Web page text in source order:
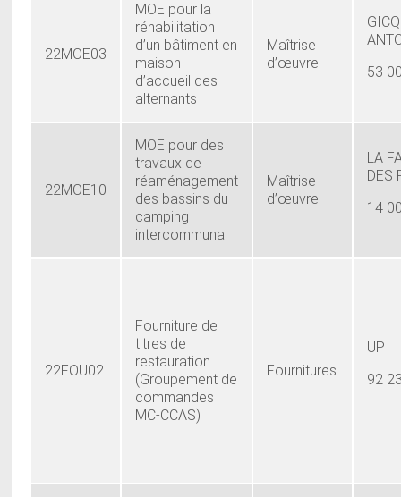
22MOE03
MOE pour la
réhabilitation
d’un bâtiment en
maison
d’accueil des
alternants
Maîtrise
d’œuvre
53
22MOE10
MOE pour des
travaux de
réaménagement
des bassins du
camping
intercommunal
Maîtrise
d’œuvre
LA
DES
14
22FOU02
Fourniture de
titres de
restauration
(Groupement de
commandes
MC-CCAS)
Fournitures
UP
92